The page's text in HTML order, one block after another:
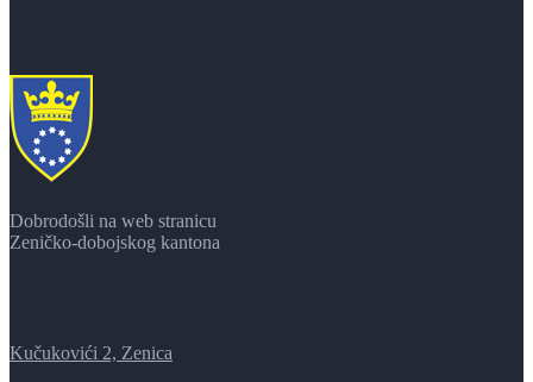
Dobrodošli na web stranicu
Zeničko-dobojskog kantona
Kučukovići 2, Zenica